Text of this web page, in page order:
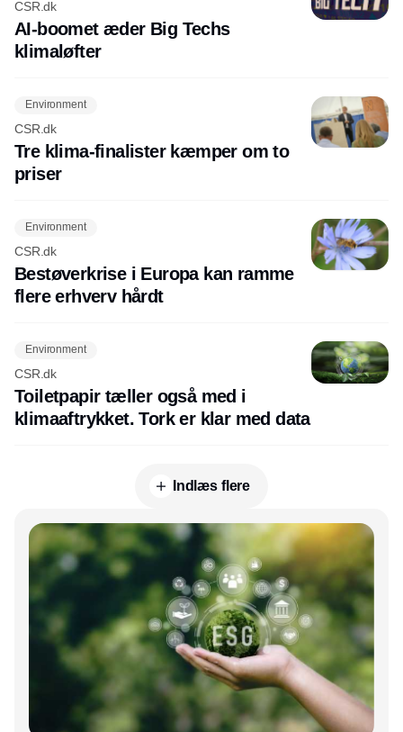
CSR.dk
AI-boomet æder Big Techs
klimaløfter
Environment
CSR.dk
Tre klima-finalister kæmper om to
priser
Environment
CSR.dk
Bestøverkrise i Europa kan ramme
flere erhverv hårdt
Environment
CSR.dk
Toiletpapir tæller også med i
klimaaftrykket. Tork er klar med data
Indlæs flere
Annonce